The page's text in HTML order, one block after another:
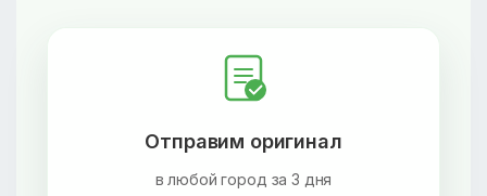
Отправим оригинал
в любой город за 3 дня